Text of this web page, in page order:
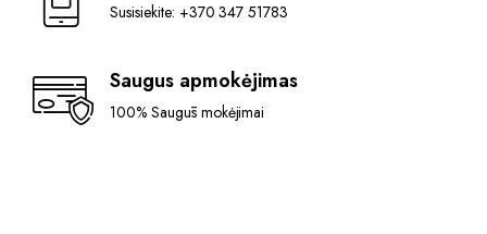
Susisiekite: +370 347 51783
Saugus apmokėjimas
100% Saugūs mokėjimai